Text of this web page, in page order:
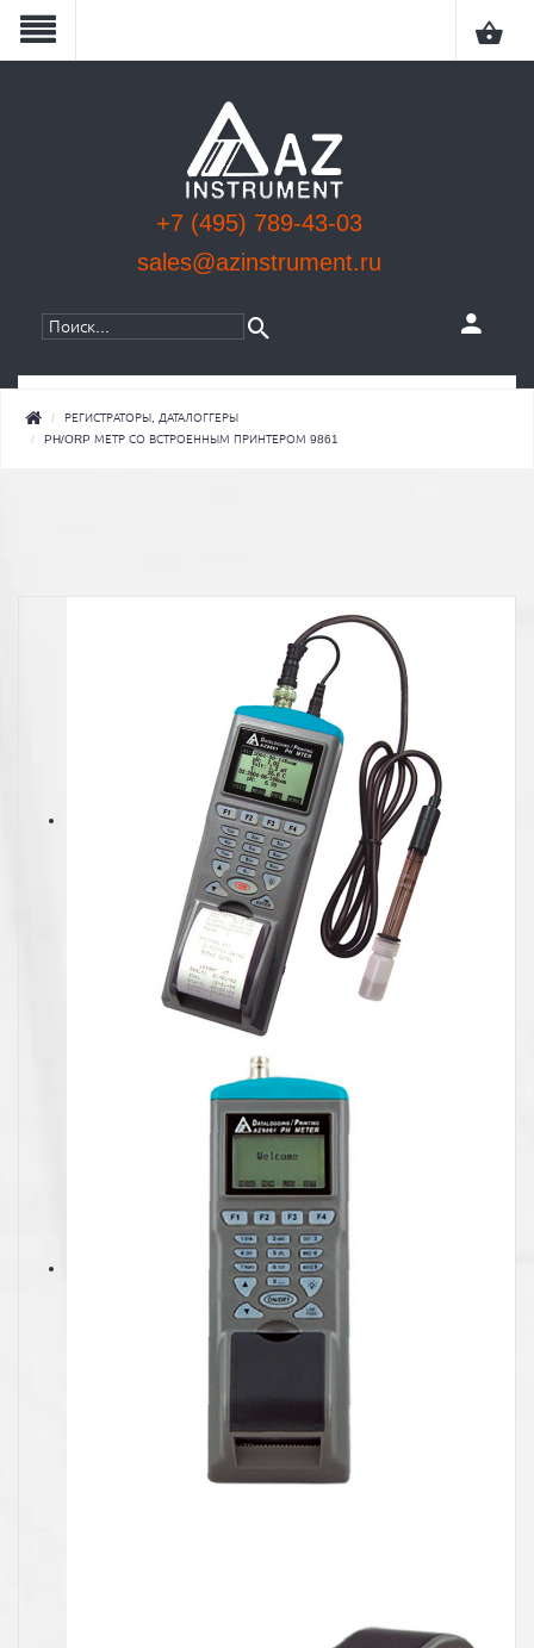
+7 (495) 789-43-03
sales@azinstrument.ru
РЕГИСТРАТОРЫ, ДАТАЛОГГЕРЫ
PH/ORP МЕТР СО ВСТРОЕННЫМ ПРИНТЕРОМ 9861